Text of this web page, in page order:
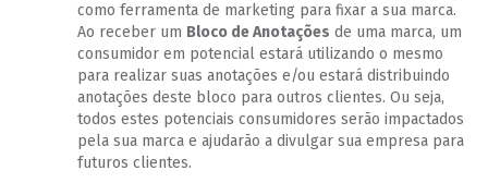
como ferramenta de marketing para fixar a sua marca.
Ao receber um Bloco de Anotações de uma marca, um
consumidor em potencial estará utilizando o mesmo
para realizar suas anotações e/ou estará distribuindo
anotações deste bloco para outros clientes. Ou seja,
todos estes potenciais consumidores serão impactados
pela sua marca e ajudarão a divulgar sua empresa para
futuros clientes.